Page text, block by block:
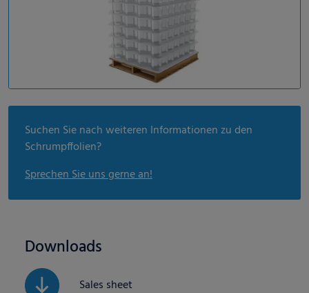
Suchen Sie nach weiteren Informationen zu den
Schrumpffolien?
Sprechen Sie uns gerne an!
Downloads
Sales sheet